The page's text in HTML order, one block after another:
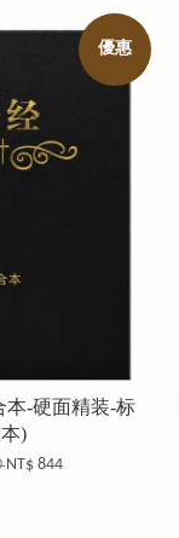
優惠
本-硬面精装-标
)
NT$ 844